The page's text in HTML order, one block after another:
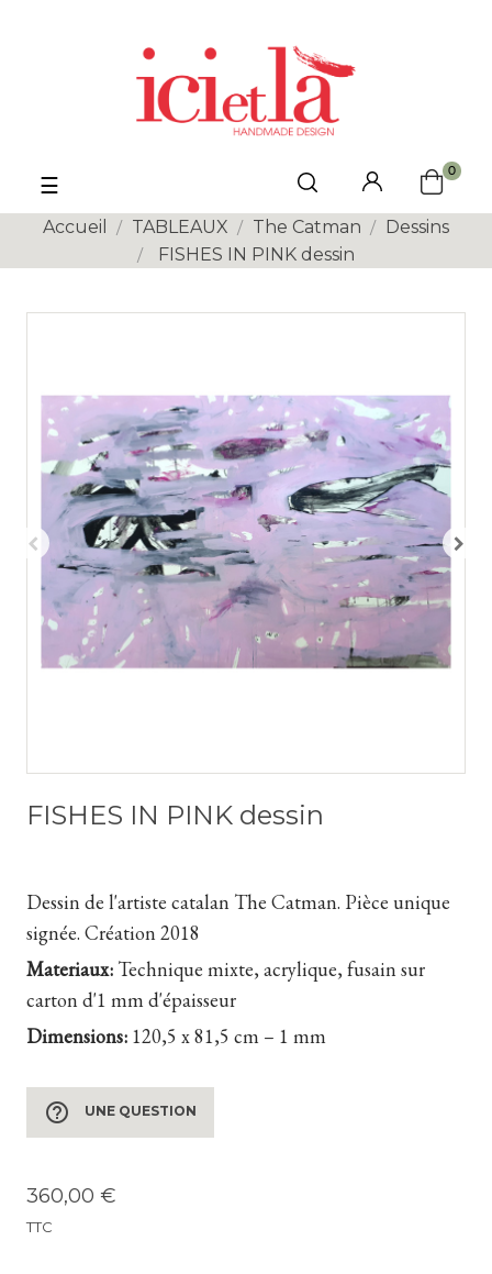
Basculer
la
navigation
☰
0
Accueil TABLEAUX The Catman
Dessins
FISHES IN PINK dessin
FISHES IN PINK dessin
Dessin de l'artiste catalan The Catman. Pièce unique
signée. Création 2018
Materiaux:Technique mixte, acrylique, fusain sur
carton d'1 mm d'épaisseur
Dimensions: 120,5 x 81,5 cm – 1 mm
help_outline UNE QUESTION
360,00 €
TTC